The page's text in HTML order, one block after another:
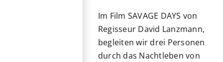
Im Film SAVAGE DAYS von
Regisseur David Lanzmann,
begleiten wir drei Personen
durch das Nachtleben von